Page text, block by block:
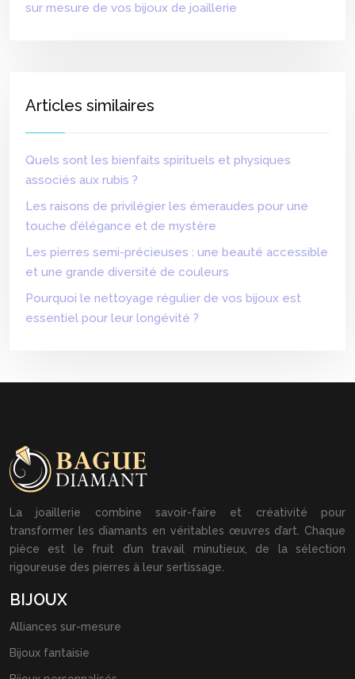
sur mesure de vos bijoux de joaillerie
Articles similaires
Quels sont les bienfaits spirituels et physiques
associés aux rubis ?
Les raisons de privilégier les émeraudes pour une
touche d’élégance et de mystère
Les pierres semi-précieuses : une beauté accessible
et une grande diversité de couleurs
Pourquoi le nettoyage régulier de vos bijoux est
essentiel pour leur longévité ?
La joaillerie combine savoir-faire et créativité pour
transformer les diamants en véritables œuvres d’art. Chaque
pièce est le fruit d’un travail minutieux, de la sélection
rigoureuse des pierres à leur sertissage.
BIJOUX
Alliances sur-mesure
Bijoux fantaisie